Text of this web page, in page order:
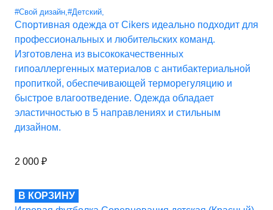
#Свой дизайн,#Детский,
Спортивная одежда от Cikers идеально подходит для
профессиональных и любительских команд.
Изготовлена из высококачественных
гипоаллергенных материалов с антибактериальной
пропиткой, обеспечивающей терморегуляцию и
быстрое влагоотведение. Одежда обладает
эластичностью в 5 направлениях и стильным
дизайном.
2 000 ₽
В КОРЗИНУ